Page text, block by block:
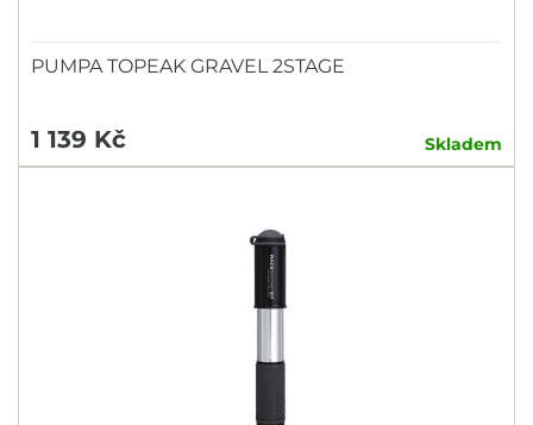
PUMPA TOPEAK GRAVEL 2STAGE
1 139 Kč Skladem